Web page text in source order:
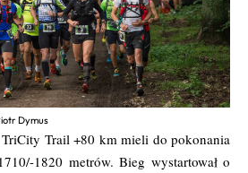
Dymus
Trail +80 km mieli do pokonania
1820 metrów. Bieg wystartował o